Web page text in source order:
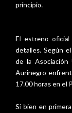
principio.
El estreno
detalles. Según
de la Asociación
Aurinegro
17.00 horas en el
Si bien en